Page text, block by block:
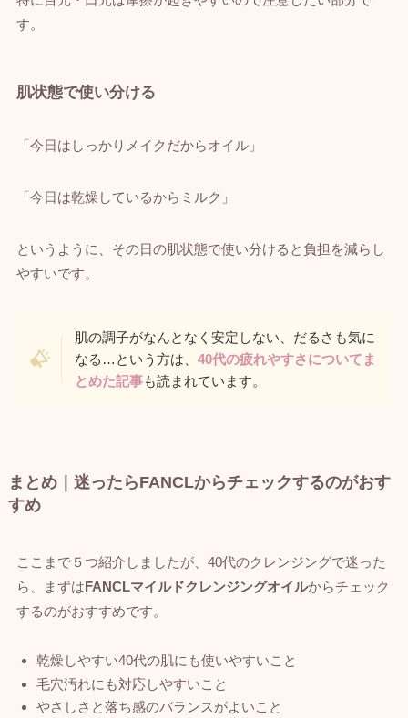
す。
肌状態で使い分ける
「今日はしっかりメイクだからオイル」
「今日は乾燥しているからミルク」
というように、その日の肌状態で使い分けると負担を減らし
やすいです。
肌の調子がなんとなく安定しない、だるさも気に
なる…という方は、 40代の疲れやすさについてま
とめた記事も読まれています。
まとめ｜迷ったらFANCLからチェックするのがおす
すめ
ここまで５つ紹介しましたが、40代のクレンジングで迷った
ら、まずはFANCLマイルドクレンジングオイルからチェック
するのがおすすめです。
乾燥しやすい40代の肌にも使いやすいこと
毛穴汚れにも対応しやすいこと
やさしさと落ち感のバランスがよいこと